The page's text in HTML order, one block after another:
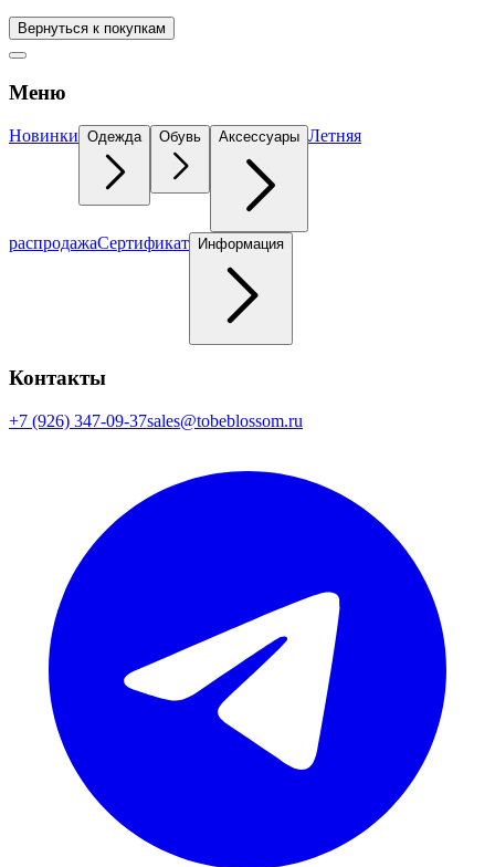
Вернуться к покупкам
Меню
Новинки Одежда Обувь Аксессуары Летняя
распродажаСертификат Информация
Контакты
+7 (926) 347-09-37sales@tobeblossom.ru